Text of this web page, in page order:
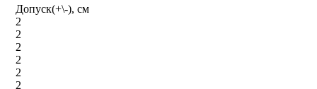
Допуск(+\-), см
2
2
2
2
2
2